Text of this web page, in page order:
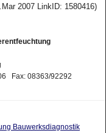
2007 LinkID: 1580416)
Fax: 08363/92292
Bauwerksdiagnostik